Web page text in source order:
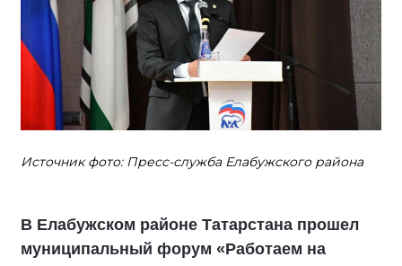
Источник фото: Пресс-служба Елабужского района
В Елабужском районе Татарстана прошел
муниципальный форум «Работаем на